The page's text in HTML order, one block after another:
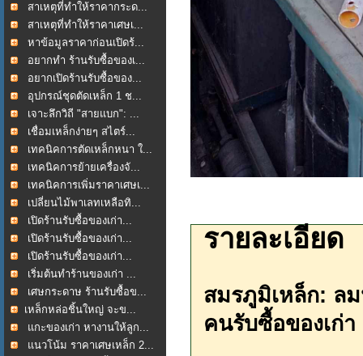
สาเหตุที่ทำให้ราคากระด...
สาเหตุที่ทำให้ราคาเศษเ...
หาข้อมูลราคาก่อนเปิดร้...
อยากทำ ร้านรับซื้อของเ...
อยากเปิดร้านรับซื้อของ...
อุปกรณ์ชุดตัดเหล็ก 1 ช...
เจาะลึกวิถี "สายแบก": ...
เชื่อมเหล็กง่ายๆ สไตร์...
เทคนิคการตัดเหล็กหนา ใ...
เทคนิคการย้ายเครื่องจั...
เทคนิคการเพิ่มราคาเศษเ...
เปลี่ยนไม้พาเลทเหลือทิ...
เปิดร้านรับซื้อของเก่า...
เปิดร้านรับซื้อของเก่า...
เปิดร้านรับซื้อของเก่า...
เริ่มต้นทำร้านของเก่า ...
เศษกระดาษ ร้านรับซื้อข...
​เหล็กหล่อชิ้นใหญ่ จะข...
แกะของเก่า หางานให้ลูก...
แนวโน้ม ราคาเศษเหล็ก 2...
รายละเอียด
สมรภูมิเหล็ก: ล
คนรับซื้อของเก่า